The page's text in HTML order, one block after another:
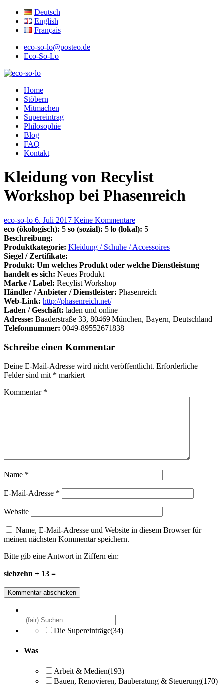
Deutsch
English
Français
eco-so-lo@posteo.de
Eco-So-Lo
eco·so·lo
Home
Stöbern
Mitmachen
Supereintrag
Philosophie
Blog
FAQ
Kontakt
Kleidung von Recylist
Workshop bei Phasenreich
eco-so-lo 6. Juli 2017 Keine Kommentare
eco (ökologisch): 5 so (sozial): 5 lo (lokal): 5
Beschreibung:
Produktkategorie: Kleidung / Schuhe / Accessoires
Siegel / Zertifikate:
Produkt: Um welches Produkt oder welche Dienstleistung
handelt es sich: Neues Produkt
Marke / Label: Recylist Workshop
Händler / Anbieter / Dienstleister: Phasenreich
Web-Link: http://phasenreich.net/
Laden / Geschäft: laden und online
Adresse: Baaderstraße 33, 80469 München, Bayern, Deutschland
Telefonnummer: 0049-89552671838
Schreibe einen Kommentar
Deine E-Mail-Adresse wird nicht veröffentlicht. Erforderliche
Felder sind mit * markiert
Kommentar *
Name *
E-Mail-Adresse *
Website
Name, E-Mail-Adresse und Website in diesem Browser für
meinen nächsten Kommentar speichern.
Bitte gib eine Antwort in Ziffern ein:
siebzehn + 13 =
Die Supereinträge(34)
Was
Arbeit & Medien(193)
Bauen, Renovieren, Bauberatung & Steuerung(170)